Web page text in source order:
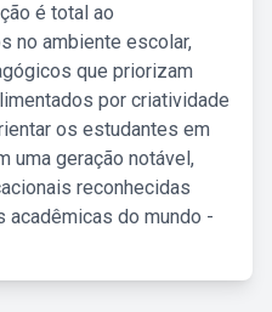
é total ao
no ambiente escolar,
que priorizam
por criatividade
os estudantes em
uma geração notável,
reconhecidas
do mundo -